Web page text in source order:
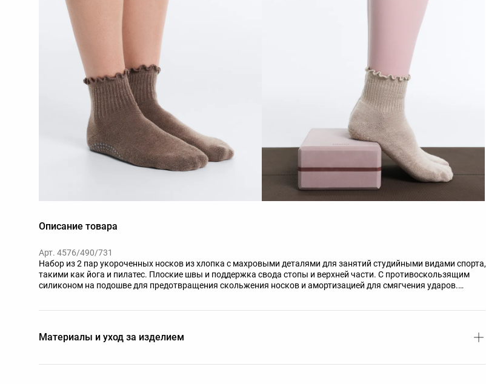
Описание товара
Арт. 4576/490/731
Набор из 2 пар укороченных носков из хлопка с махровыми деталями для занятий студийными видами спорта,
такими как йога и пилатес. Плоские швы и поддержка свода стопы и верхней части. С противоскользящим
силиконом на подошве для предотвращения скольжения носков и амортизацией для смягчения ударов.
Материалы и уход за изделием